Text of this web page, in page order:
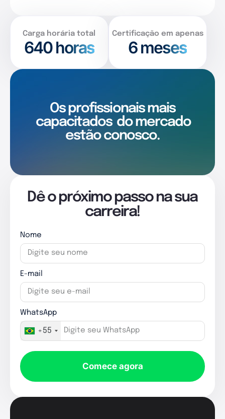
Carga horária total
640horas
Certificação em apenas
6 meses
Os profissionais mais
capacitados do mercado
estão conosco.
Dê o próximo passo na sua
carreira!
Nome
E-mail
WhatsApp
+55
Comece agora